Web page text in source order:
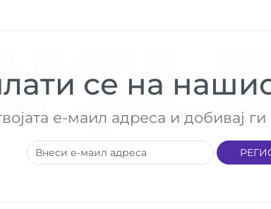
се на
е-маил адреса и добивај